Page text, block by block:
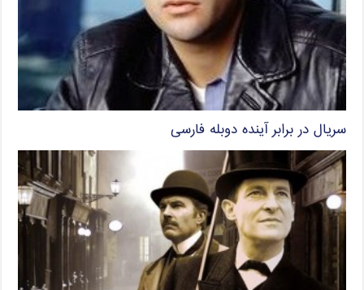
سریال در برابر آینده دوبله فارسی